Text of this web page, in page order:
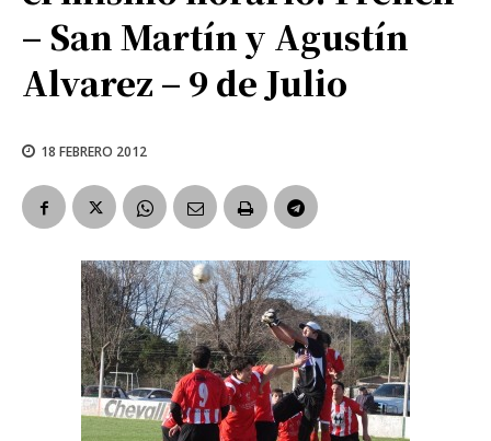
– San Martín y Agustín
Alvarez – 9 de Julio
18 FEBRERO 2012